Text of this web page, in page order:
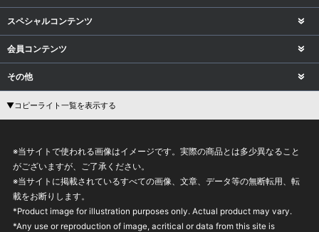
スペシャルコンテンツ
会員コンテンツ
その他
▼コピーライト一覧を表示する
※当サイトで使われる画像はイメージです。実際の商品とは多少異なること
がございますが、ご了承ください。
※当サイトに掲載されているすべての画像、文章、データ等の無断転用、転
載をお断りします。
*Product image for illustration purposes only. Actual product may vary.
*Any use or reproduction of image, acritical or data from this site is